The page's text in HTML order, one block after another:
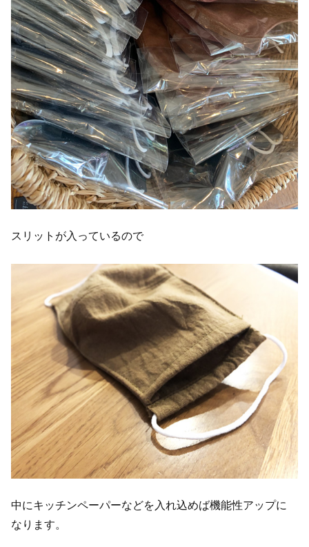
スリットが入っているので
中にキッチンペーパーなどを入れ込めば機能性アップに
なります。